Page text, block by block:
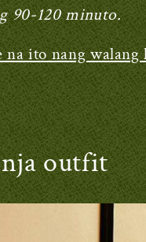
90-120 minuto.
ito nang walang
outfit